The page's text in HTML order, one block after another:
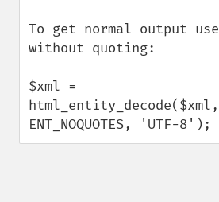
To get normal output use
without quoting:
$xml =
html_entity_decode($xml,
ENT_NOQUOTES, 'UTF-8');